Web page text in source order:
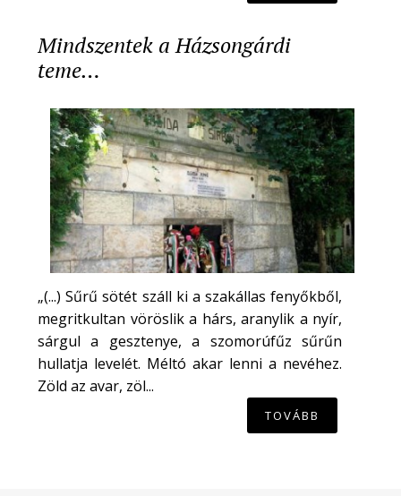
Mindszentek a Házsongárdi
teme…
„(...) Sűrű sötét száll ki a szakállas fenyőkből,
megritkultan vöröslik a hárs, aranylik a nyír,
sárgul a gesztenye, a szomorúfűz sűrűn
hullatja levelét. Méltó akar lenni a nevéhez.
Zöld az avar, zöl...
TOVÁBB